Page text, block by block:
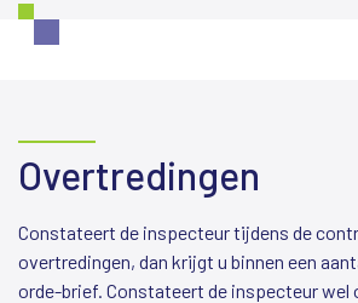
Overtredingen
Constateert de inspecteur tijdens de
overtredingen, dan krijgt u binnen een
orde-brief. Constateert de inspecteur wel